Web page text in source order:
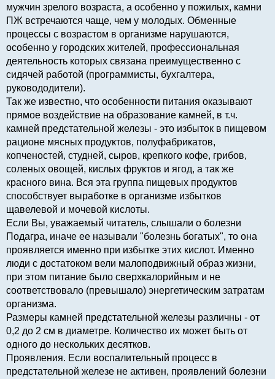
мужчин зрелого возраста, а особенно у пожилых, камни
ПЖ встречаются чаще, чем у молодых. Обменные
процессы с возрастом в организме нарушаются,
особенно у городских жителей, профессиональная
деятельность которых связана преимущественно с
сидячей работой (программисты, бухгалтера,
руковододители).
Так же известно, что особенности питания оказывают
прямое воздействие на образование камней, в т.ч.
камней предстательной железы - это избыток в пищевом
рационе мясных продуктов, полуфабрикатов,
копченостей, студней, сыров, крепкого кофе, грибов,
соленых овощей, кислых фруктов и ягод, а так же
красного вина. Вся эта группа пищевых продуктов
способствует выработке в организме избытков
щавелевой и мочевой кислоты.
Если Вы, уважаемый читатель, слышали о болезни
Подагра, иначе ее называли "болезнь богатых", то она
проявляется именно при избытке этих кислот. Именно
люди с достатоком вели малоподвижный образ жизни,
при этом питание было сверхкалорийным и не
соответствовало (превышало) энергетическим затратам
организма.
Размеры камней предстательной железы различны - от
0,2 до 2 см в диаметре. Количество их может быть от
одного до нескольких десятков.
Проявления. Если воспалительный процесс в
предстательной железе не активен, проявлений болезни